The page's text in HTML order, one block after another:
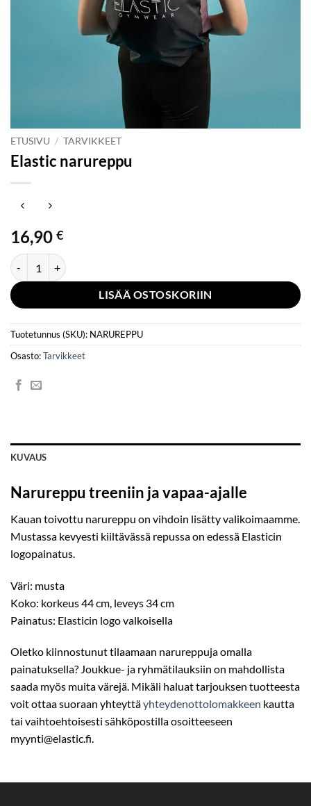
ETUSIVU / TARVIKKEET
Elastic narureppu
16,90 €
Elastic narureppu määrä
LISÄÄ OSTOSKORIIN
Tuotetunnus (SKU): NARUREPPU
Osasto:Tarvikkeet
KUVAUS
Narureppu treeniin ja vapaa-ajalle
Kauan toivottu narureppu on vihdoin lisätty valikoimaamme.
Mustassa kevyesti kiiltävässä repussa on edessä Elasticin
logopainatus.
Väri: musta
Koko: korkeus 44 cm, leveys 34 cm
Painatus: Elasticin logo valkoisella
Oletko kiinnostunut tilaamaan narureppuja omalla
painatuksella? Joukkue- ja ryhmätilauksiin on mahdollista
saada myös muita värejä. Mikäli haluat tarjouksen tuotteesta
voit ottaa suoraan yhteyttäyhteydenottolomakkeen kautta
tai vaihtoehtoisesti sähköpostilla osoitteeseen
myynti@elastic.fi.